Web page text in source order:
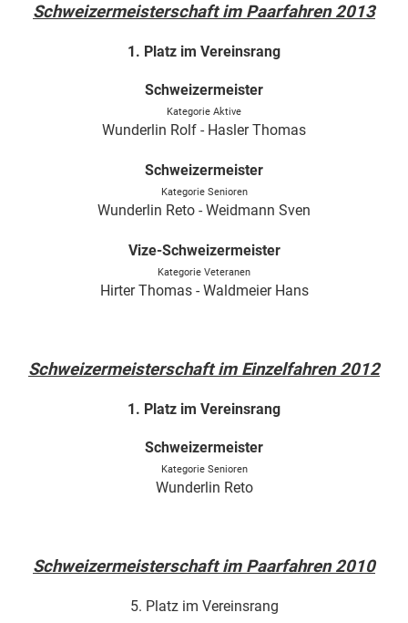
Schweizermeisterschaft im Paarfahren 2013
1. Platz im Vereinsrang
Schweizermeister
Kategorie Aktive
Wunderlin Rolf - Hasler Thomas
Schweizermeister
Kategorie Senioren
Wunderlin Reto - Weidmann Sven
Vize-Schweizermeister
Kategorie Veteranen
Hirter Thomas - Waldmeier Hans
Schweizermeisterschaft im Einzelfahren 2012
1. Platz im Vereinsrang
Schweizermeister
Kategorie Senioren
Wunderlin Reto
Schweizermeisterschaft im Paarfahren 2010
5. Platz im Vereinsrang